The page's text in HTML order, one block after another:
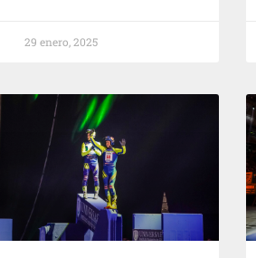
29 enero, 2025